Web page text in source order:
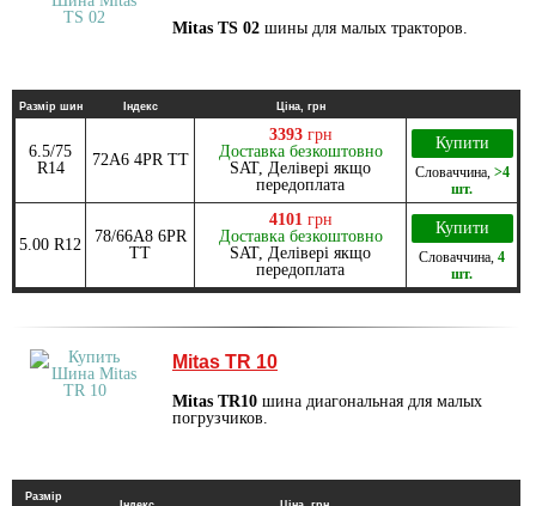
Mitas TS 02 шины для малых тракторов.
Размір шин Індекс Ціна, грн
6.5/75
R14
72A6 4PR ТТ
3393 грн
Доставка безкоштовно
SAT, Делівері якщо
передоплата
Купити
Словаччина, >4
шт.
5.00 R12
78/66A8 6PR
ТТ
4101 грн
Доставка безкоштовно
SAT, Делівері якщо
передоплата
Купити
Словаччина 4
шт.
Mitas TR 10
Mitas TR10 шина диагональная для малых
погрузчиков.
Размір